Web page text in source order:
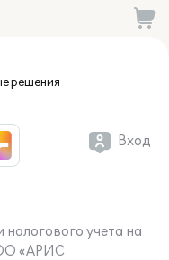
решения
Вход
налогового учета на
«АРИС